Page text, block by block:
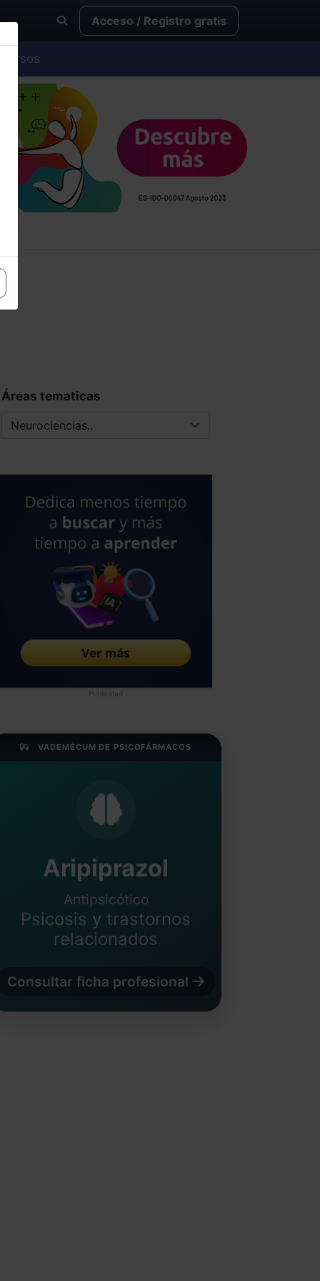
Acceso / Registro gratis
Cursos
Áreas tematicas
Publicidad
VADEMÉCUM DE PSICOFÁRMACOS
Aripiprazol
Antipsicótico
Psicosis y trastornos
relacionados
Consultar ficha profesional